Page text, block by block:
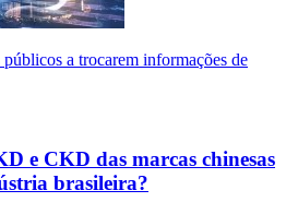
a trocarem informações de
e CKD das marcas chinesas
brasileira?